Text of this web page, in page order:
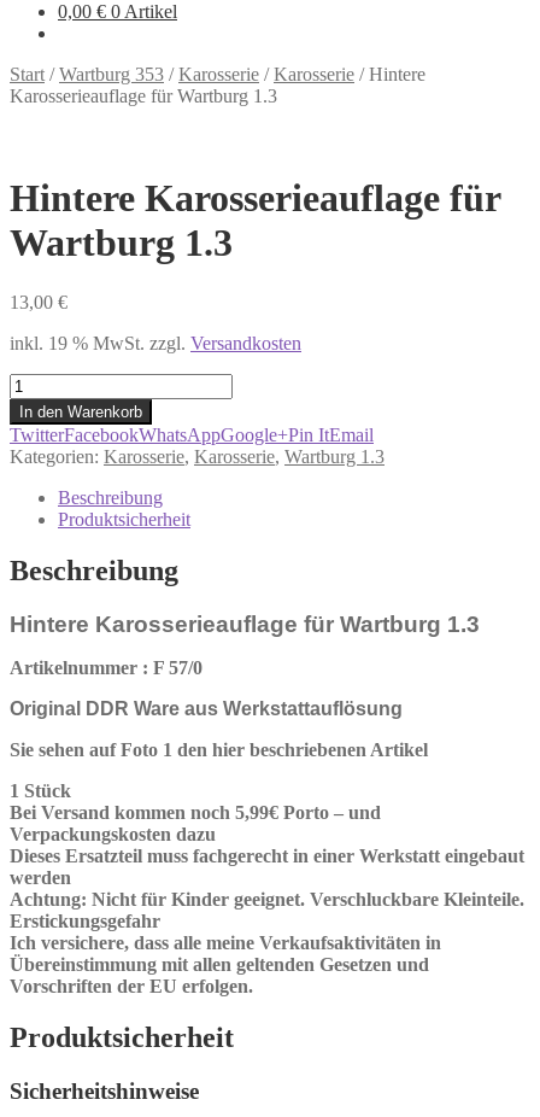
0,00 € 0 Artikel
Start /Wartburg 353 /Karosserie /Karosserie /Hintere
Karosserieauflage für Wartburg 1.3
Hintere Karosserieauflage für
Wartburg 1.3
13,00 €
inkl. 19 % MwSt. zzgl. Versandkosten
Hintere
Karosserieauflage
für
Wartburg
1.3
Menge
In den Warenkorb
TwitterFacebookWhatsAppGoogle+Pin ItEmail
Kategorien: Karosserie, Karosserie, Wartburg 1.3
Beschreibung
Produktsicherheit
Beschreibung
Hintere Karosserieauflage für Wartburg 1.3
Artikelnummer : F 57/0
Original DDR Ware aus Werkstattauflösung
Sie sehen auf Foto 1 den hier beschriebenen Artikel
1 Stück
Bei Versand kommen noch 5,99€ Porto – und
Verpackungskosten dazu
Dieses Ersatzteil muss fachgerecht in einer Werkstatt eingebaut
werden
Achtung: Nicht für Kinder geeignet. Verschluckbare Kleinteile.
Erstickungsgefahr
Ich versichere, dass alle meine Verkaufsaktivitäten in
Übereinstimmung mit allen geltenden Gesetzen und
Vorschriften der EU erfolgen.
Produktsicherheit
Sicherheitshinweise